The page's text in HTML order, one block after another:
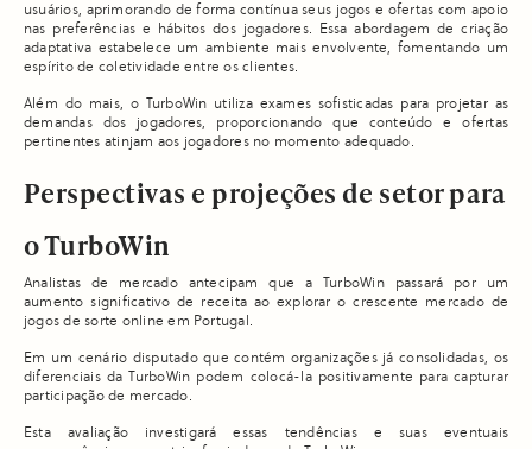
usuários, aprimorando de forma contínua seus jogos e ofertas com apoio
nas preferências e hábitos dos jogadores. Essa abordagem de criação
adaptativa estabelece um ambiente mais envolvente, fomentando um
espírito de coletividade entre os clientes.
Além do mais, o TurboWin utiliza exames sofisticadas para projetar as
demandas dos jogadores, proporcionando que conteúdo e ofertas
pertinentes atinjam aos jogadores no momento adequado.
Perspectivas e projeções de setor para
o TurboWin
Analistas de mercado antecipam que a TurboWin passará por um
aumento significativo de receita ao explorar o crescente mercado de
jogos de sorte online em Portugal.
Em um cenário disputado que contém organizações já consolidadas, os
diferenciais da TurboWin podem colocá-la positivamente para capturar
participação de mercado.
Esta avaliação investigará essas tendências e suas eventuais